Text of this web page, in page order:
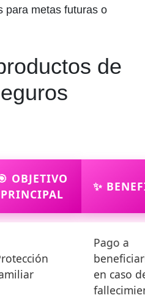
para metas futuras o
de
OBJETIVO
PRINCIPAL
✨
Pago a
en caso